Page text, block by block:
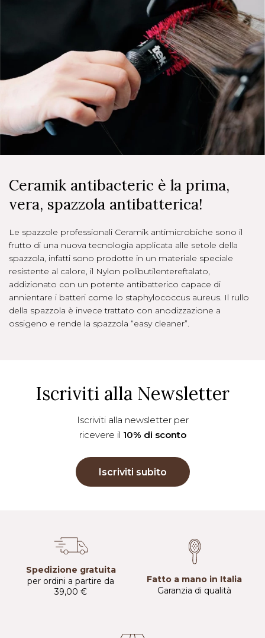
Ceramik antibacteric è la prima,
vera, spazzola antibatterica!
Le spazzole professionali Ceramik antimicrobiche sono il
frutto di una nuova tecnologia applicata alle setole della
spazzola, infatti sono prodotte in un materiale speciale
resistente al calore, il Nylon polibutilentereftalato,
addizionato con un potente antibatterico capace di
annientare i batteri come lo staphylococcus aureus. Il rullo
della spazzola è invece trattato con anodizzazione a
ossigeno e rende la spazzola “easy cleaner”.
Iscriviti alla Newsletter
Iscriviti alla newsletter per
ricevere il 10% di sconto
Iscriviti subito
Spedizione gratuita
per ordini a partire da
39,00 €
Fatto a mano in Italia
Garanzia di qualità